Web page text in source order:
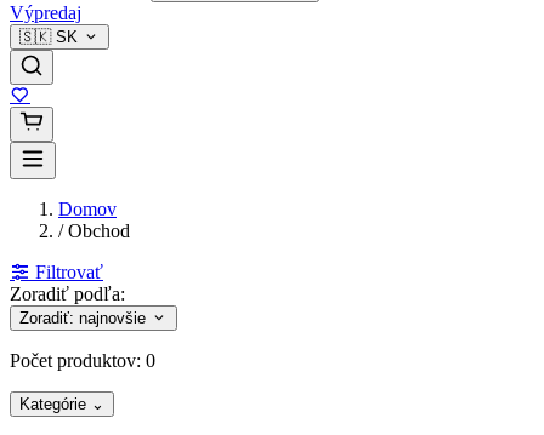
Výpredaj
🇸🇰 SK
Domov
/ Obchod
Filtrovať
Zoradiť podľa:
Zoradiť: najnovšie
Počet produktov: 0
Kategórie ⌄